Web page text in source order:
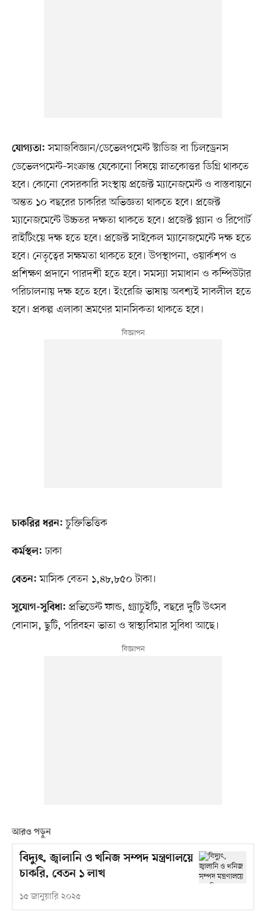
যোগ্যতা: সমাজবিজ্ঞান/ডেভেলপমেন্ট স্টাডিজ বা চিলড্রেনস
ডেভেলপমেন্ট–সংক্রান্ত যেকোনো বিষয়ে স্নাতকোত্তর ডিগ্রি থাকতে
হবে। কোনো বেসরকারি সংস্থায় প্রজেক্ট ম্যানেজমেন্ট ও বাস্তবায়নে
অন্তত ১০ বছরের চাকরির অভিজ্ঞতা থাকতে হবে। প্রজেক্ট
ম্যানেজমেন্টে উচ্চতর দক্ষতা থাকতে হবে। প্রজেক্ট প্ল্যান ও রিপোর্ট
রাইটিংয়ে দক্ষ হতে হবে। প্রজেক্ট সাইকেল ম্যানেজমেন্টে দক্ষ হতে
হবে। নেতৃত্বের সক্ষমতা থাকতে হবে। উপস্থাপনা, ওয়ার্কশপ ও
প্রশিক্ষণ প্রদানে পারদর্শী হতে হবে। সমস্যা সমাধান ও কম্পিউটার
পরিচালনায় দক্ষ হতে হবে। ইংরেজি ভাষায় অবশ্যই সাবলীল হতে
হবে। প্রকল্প এলাকা ভ্রমণের মানসিকতা থাকতে হবে।
চাকরির ধরন: চুক্তিভিত্তিক
কর্মস্থল: ঢাকা
বেতন: মাসিক বেতন ১,৪৮,৮৫০ টাকা।
সুযোগ-সুবিধা: প্রভিডেন্ট ফান্ড, গ্র্যাচুইটি, বছরে দুটি উৎসব
বোনাস, ছুটি, পরিবহন ভাতা ও স্বাস্থ্যবিমার সুবিধা আছে।
আরও পড়ুন
বিদ্যুৎ, জ্বালানি ও খনিজ সম্পদ মন্ত্রণালয়ে
চাকরি, বেতন ১ লাখ
১৫ জানুয়ারি ২০২৫